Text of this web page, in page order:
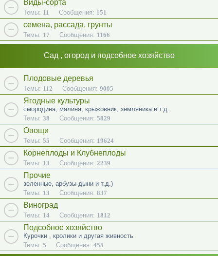
Виды-сорта
Темы: 11 Сообщения: 151
семена, рассада, грунты
Темы: 17 Сообщения: 1166
Сад , огород и подсобное хозяйство
Плодовые деревья
Темы: 112 Сообщения: 9005
Ягодные культуры
смородина, малина, крыжовник, земляника и т.д.
Темы: 38 Сообщения: 5829
Овощи
Темы: 55 Сообщения: 19624
Корнеплоды и Клубнеплоды
Темы: 13 Сообщения: 2239
Прочие
зеленные, арбузы-дыни и т.д.)
Темы: 13 Сообщения: 837
Виноград
Темы: 14 Сообщения: 1812
Подсобное хозяйство
Курочки , кролики и другая живность
Темы: 5 Сообщения: 455